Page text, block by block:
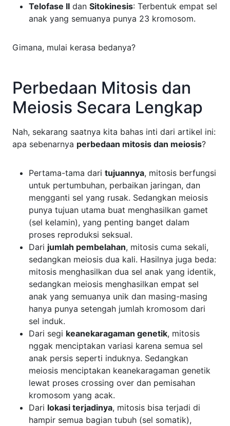
Telofase II dan Sitokinesis: Terbentuk empat sel
anak yang semuanya punya 23 kromosom.
Gimana, mulai kerasa bedanya?
Perbedaan Mitosis dan
Meiosis Secara Lengkap
Nah, sekarang saatnya kita bahas inti dari artikel ini:
apa sebenarnya perbedaan mitosis dan meiosis?
Pertama-tama dari tujuannya, mitosis berfungsi
untuk pertumbuhan, perbaikan jaringan, dan
mengganti sel yang rusak. Sedangkan meiosis
punya tujuan utama buat menghasilkan gamet
(sel kelamin), yang penting banget dalam
proses reproduksi seksual.
Dari jumlah pembelahan, mitosis cuma sekali,
sedangkan meiosis dua kali. Hasilnya juga beda:
mitosis menghasilkan dua sel anak yang identik,
sedangkan meiosis menghasilkan empat sel
anak yang semuanya unik dan masing-masing
hanya punya setengah jumlah kromosom dari
sel induk.
Dari segi keanekaragaman genetik, mitosis
nggak menciptakan variasi karena semua sel
anak persis seperti induknya. Sedangkan
meiosis menciptakan keanekaragaman genetik
lewat proses crossing over dan pemisahan
kromosom yang acak.
Dari lokasi terjadinya, mitosis bisa terjadi di
hampir semua bagian tubuh (sel somatik),